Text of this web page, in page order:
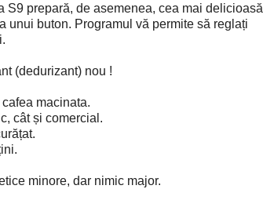
S9 prepară, de asemenea, cea mai delicioasă
unui buton. Programul vă permite să reglați
(dedurizant) nou !
macinata.
cât și comercial.
minore, dar nimic major.